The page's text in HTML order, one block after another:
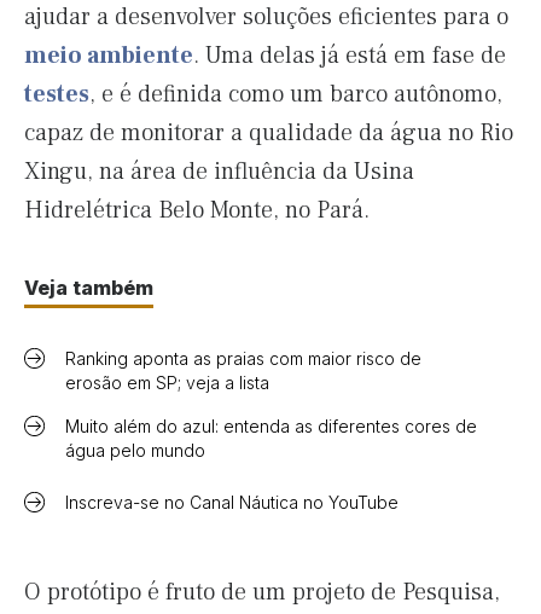
ajudar a desenvolver soluções eficientes para o
meio ambiente. Uma delas já está em fase de
testes, e é definida como um barco autônomo,
capaz de monitorar a qualidade da água no Rio
Xingu, na área de influência da Usina
Hidrelétrica Belo Monte, no Pará.
Veja também
Ranking aponta as praias com maior risco de
erosão em SP; veja a lista
Muito além do azul: entenda as diferentes cores de
água pelo mundo
Inscreva-se no Canal Náutica no YouTube
O protótipo é fruto de um projeto de Pesquisa,